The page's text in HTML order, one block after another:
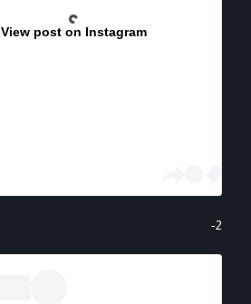
View post on Instagram
2-